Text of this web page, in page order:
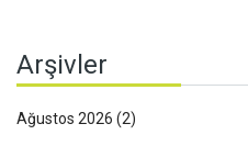
Arşivler
Ağustos 2026 (2)